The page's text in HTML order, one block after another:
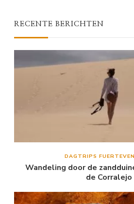
RECENTE BERICHTEN
DAGTRIPS
Wandeling door de
de Corralejo